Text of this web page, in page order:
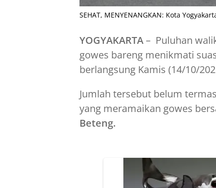
SEHAT, MENYENANGKAN: Kota
YOGYAKARTA– Puluhan
gowes bareng menikmati
berlangsung Kamis (14/10/
Jumlah tersebut belum
yang meramaikan gowes
Beteng.